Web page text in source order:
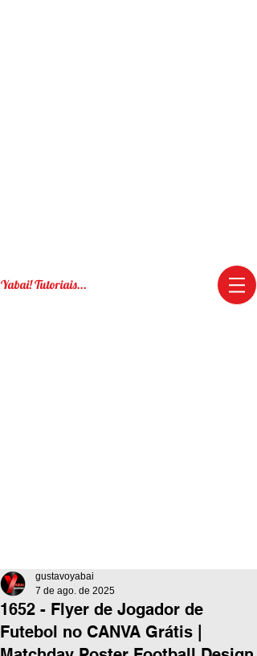
Yabai! Tutoriais...
1652 - Flyer de Jogador de
Futebol no CANVA Grátis |
gustavoyabai
7 de ago. de 2025